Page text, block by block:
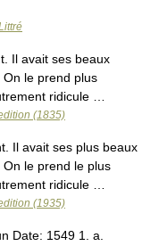
Il avait ses beaux
le prend plus
ridicule …
(1835)
Il avait ses plus beaux
le prend le plus
ridicule …
(1935)
Date: 1549 1. a.